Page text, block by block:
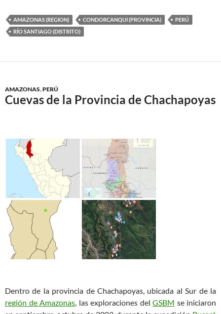
AMAZONAS (REGION) CONDORCANQUI (PROVINCIA)
PERÚ
RÍO SANTIAGO (DISTRITO)
AMAZONAS,PERÚ
Cuevas de la Provincia de Chachapoyas
Dentro de la provincia de Chachapoyas, ubicada al Sur de la
región de Amazonas, las exploraciones del GSBM se iniciaron